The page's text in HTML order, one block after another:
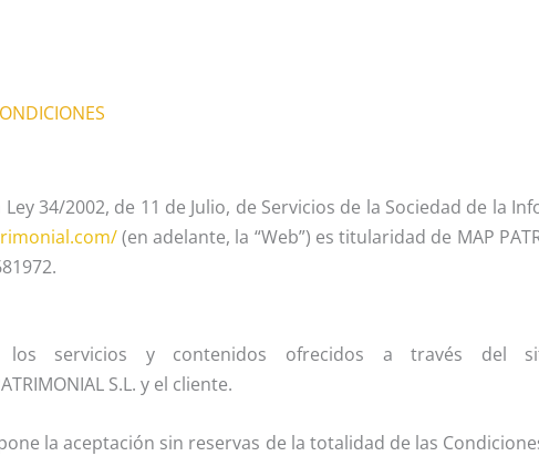
34/2002, de 11 de Julio, de Servicios de la Sociedad de la
(en adelante, la “Web”) es titularidad de MAP
los servicios y contenidos ofrecidos a través del
S.L. y el cliente.
la aceptación sin reservas de la totalidad de las